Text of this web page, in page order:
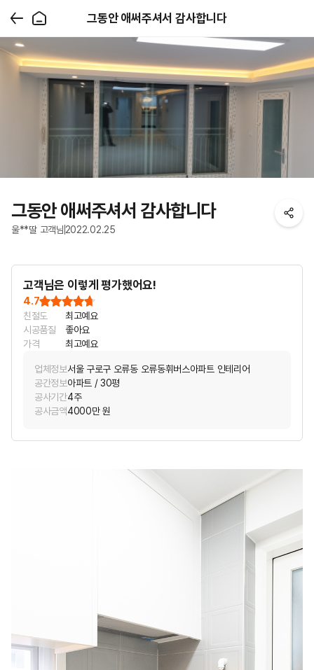
그동안 애써주셔서 감사합니다
그동안 애써주셔서 감사합니다
울**딸 고객님 2022.02.25
고객님은 이렇게 평가했어요!
4.7
친절도
최고예요
시공품질
좋아요
가격
최고예요
업체정보서울 구로구 오류동 오류동휘버스아파트 인테리어
공간정보아파트 / 30평
공사기간4주
공사금액4000만 원